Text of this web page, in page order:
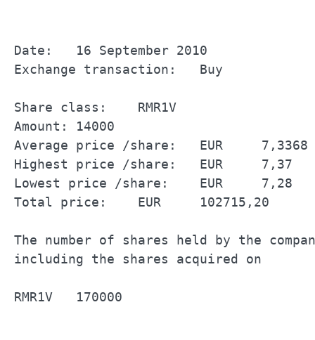
Date:	16 September 2010
Exchange transaction:	Buy
Share class:	RMR1V
Amount:	14000
Average price /share:	EUR	7,3368
Highest price /share:	EUR	7,37
Lowest price /share:	EUR	7,28
Total price:	EUR	102715,20
The number of shares held by the
including the shares acquired on 	16 September 2010
RMR1V	170000